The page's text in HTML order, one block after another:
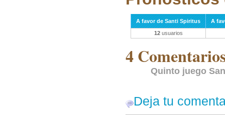
A favor de Santi Spiritus
A
12usuarios
4
Quinto juego
Deja tu